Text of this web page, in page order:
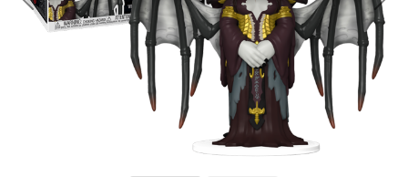
Previous